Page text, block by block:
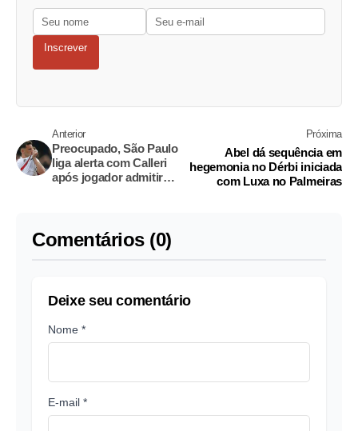
Inscrever
Anterior
Preocupado, São Paulo
liga alerta com Calleri
após jogador admitir
Próxima
Abel dá sequência em
hegemonia no Dérbi iniciada
com Luxa no Palmeiras
Comentários (0)
Deixe seu comentário
Nome *
E-mail *